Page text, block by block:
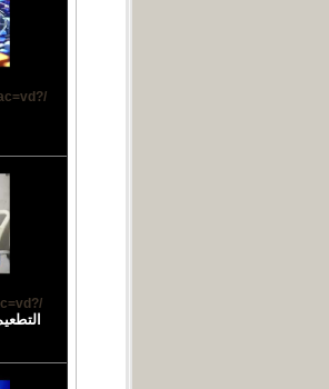
/?no=127439&ac=vd >
/?no=127436&ac=vd >